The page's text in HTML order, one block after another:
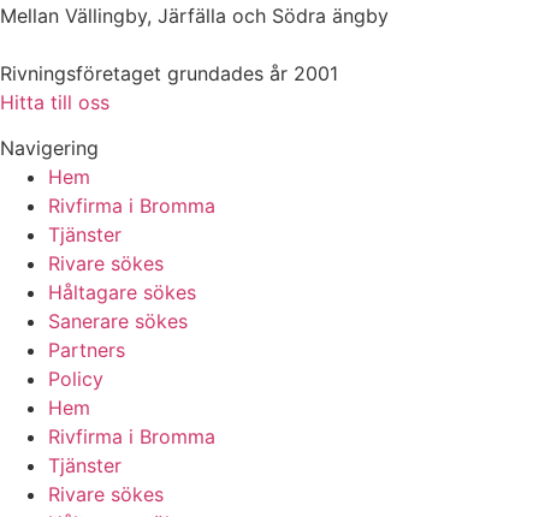
Mellan Vällingby, Järfälla och Södra ängby
Rivningsföretaget grundades år 2001
Hitta till oss
Navigering
Hem
Rivfirma i Bromma
Tjänster
Rivare sökes
Håltagare sökes
Sanerare sökes
Partners
Policy
Hem
Rivfirma i Bromma
Tjänster
Rivare sökes